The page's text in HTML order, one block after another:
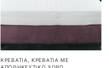
ΚΡΕΒΆΤΙΑ, ΚΡΕΒΆΤΙΑ ΜΕ